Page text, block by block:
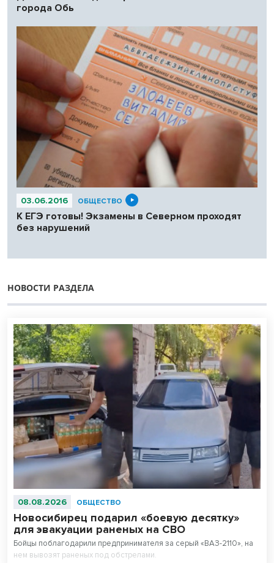
города Обь
03.06.2016 ОБЩЕСТВО
К ЕГЭ готовы! Экзамены в Северном проходят
без нарушений
НОВОСТИ РАЗДЕЛА
08.08.2026 ОБЩЕСТВО
Новосибирец подарил «боевую десятку»
для эвакуации раненых на СВО
Бойцы поблагодарили предпринимателя за серый «ВАЗ-2110», на
нем вывозят раненых под обстрелами.